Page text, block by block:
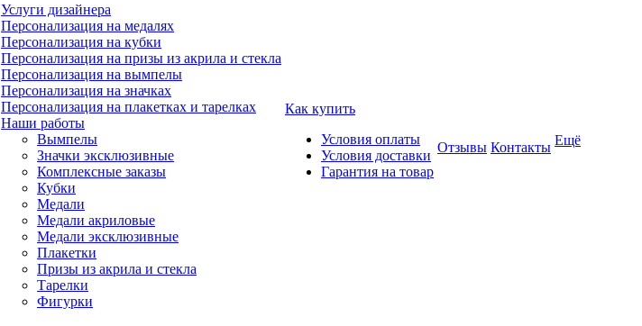
Услуги дизайнера
Персонализация на медалях
Персонализация на кубки
Персонализация на призы из акрила и стекла
Персонализация на вымпелы
Персонализация на значках
Персонализация на плакетках и тарелках
Наши работы
Вымпелы
Значки эксклюзивные
Комплексные заказы
Кубки
Медали
Медали акриловые
Медали эксклюзивные
Плакетки
Призы из акрила и стекла
Тарелки
Фигурки
Как купить
Условия оплаты
Условия доставки
Гарантия на товар
Отзывы Контакты Ещё